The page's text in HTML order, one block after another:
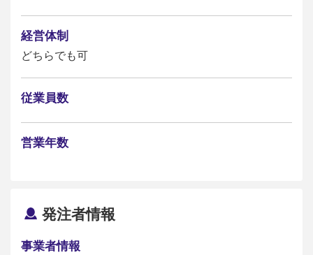
経営体制
どちらでも可
従業員数
営業年数
発注者情報
事業者情報